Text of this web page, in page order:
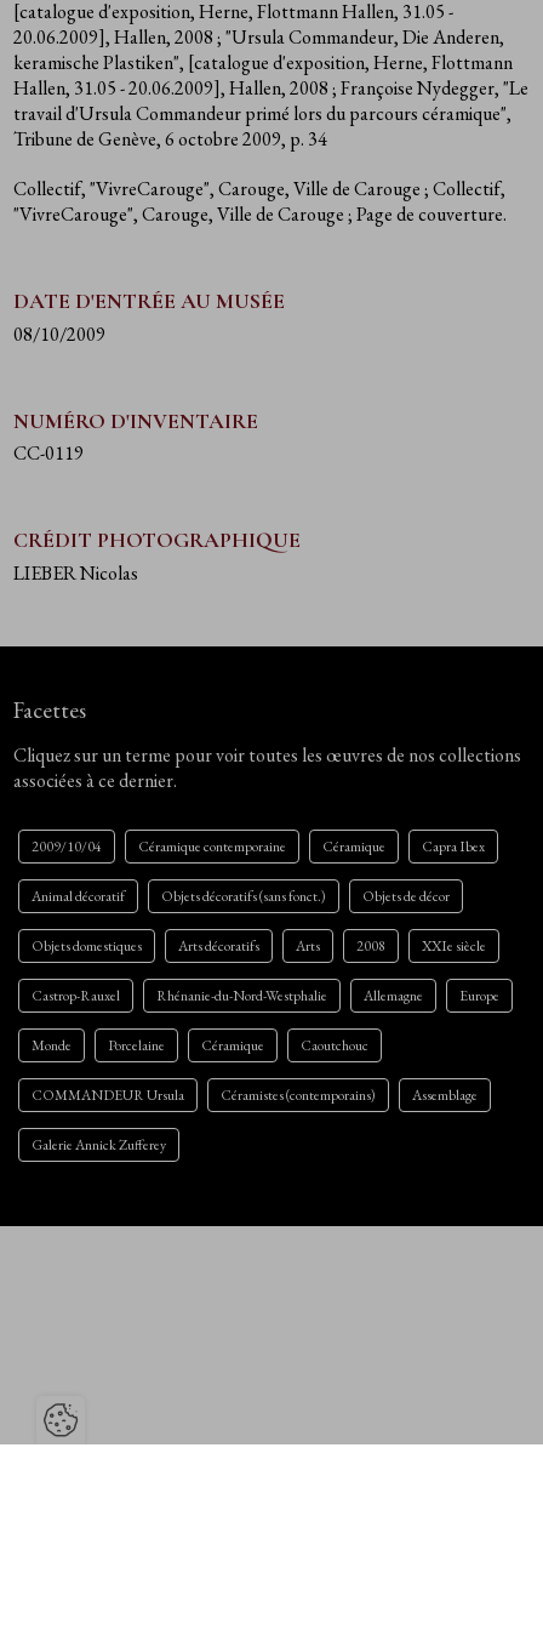
[catalogue d'exposition, Herne, Flottmann Hallen, 31.05 -
20.06.2009], Hallen, 2008; "Ursula Commandeur, Die Anderen,
keramische Plastiken", [catalogue d'exposition, Herne, Flottmann
Hallen, 31.05 - 20.06.2009], Hallen, 2008; Françoise Nydegger, "Le
travail d'Ursula Commandeur primé lors du parcours céramique",
Tribune de Genève, 6 octobre 2009, p. 34
Collectif, "VivreCarouge", Carouge, Ville de Carouge; Collectif,
"VivreCarouge", Carouge, Ville de Carouge; Page de couverture.
DATE D'ENTRÉE AU MUSÉE
08/10/2009
NUMÉRO D'INVENTAIRE
CC-0119
CRÉDIT PHOTOGRAPHIQUE
LIEBER Nicolas
Facettes
Cliquez sur un terme pour voir toutes les œuvres de nos collections
associées à ce dernier.
2009/10/04 Céramique contemporaine Céramique Capra Ibex
Animal décoratif Objets décoratifs (sans fonct.) Objets de décor
Objets domestiques Arts décoratifs Arts 2008 XXIe siècle
Castrop-Rauxel Rhénanie-du-Nord-Westphalie Allemagne Europe
Monde Porcelaine Céramique Caoutchouc
COMMANDEUR Ursula Céramistes (contemporains) Assemblage
Galerie Annick Zufferey
Ouvrir la barre de gestion des cookies